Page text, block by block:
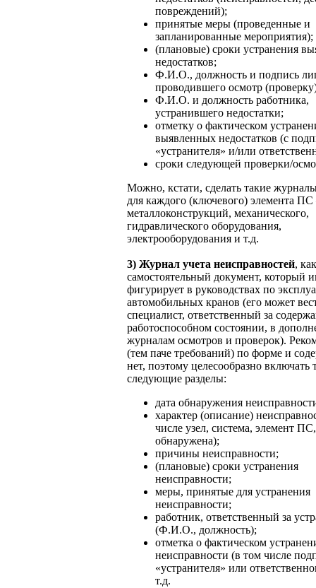
повреждений);
принятые меры (проведенные и
запланированные мероприятия);
(плановые) сроки устранения
недостатков;
Ф.И.О., должность и подпись
проводившего осмотр
Ф.И.О. и должность работника,
устранившего недостатки;
отметку о фактическом
выявленных недостатков (с
«устранителя» и/или
сроки следующей проверки/
Можно, кстати, сделать такие
для каждого (ключевого) элемента ПС
металлоконструкций, механического,
гидравлического оборудования,
электрооборудования и т.д.
3) Журнал учета неисправностей, как
самостоятельный документ, который
фигурирует в руководствах по
автомобильных кранов (его может
специалист, ответственный за
работоспособном состоянии, в
журналам осмотров и проверок).
(тем паче требований) по форме и
нет, поэтому целесообразно включать
следующие разделы:
дата обнаружения
характер (описание)
числе узел, система, элемент
обнаружена);
причины неисправности;
(плановые) сроки устранения
неисправности;
меры, принятые для устранения
неисправности;
работник, ответственный за
(Ф.И.О., должность);
отметка о фактическом
неисправности (в том числе
«устранителя» или
т.д.